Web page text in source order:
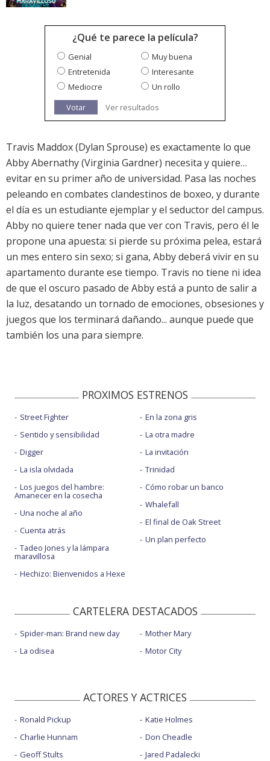
¿Qué te parece la película?
Genial
Muy buena
Entretenida
Interesante
Mediocre
Un rollo
Votar
Ver resultados
Travis Maddox (Dylan Sprouse) es exactamente lo que
Abby Abernathy (Virginia Gardner) necesita y quiere…
evitar en su primer año de universidad. Pasa las noches
peleando en combates clandestinos de boxeo, y durante
el día es un estudiante ejemplar y el seductor del campus.
Abby no quiere tener nada que ver con Travis, pero él le
propone una apuesta: si pierde su próxima pelea, estará
un mes entero sin sexo; si gana, Abby deberá vivir en su
apartamento durante ese tiempo. Travis no tiene ni idea
de que el oscuro pasado de Abby está a punto de salir a
la luz, desatando un tornado de emociones, obsesiones y
juegos que los terminará dañando... aunque puede que
también los una para siempre.
PROXIMOS ESTRENOS
Street Fighter
Sentido y sensibilidad
Digger
La isla olvidada
Los juegos del hambre:
Amanecer en la cosecha
Una noche al año
Cuenta atrás
Tadeo Jones y la lámpara
maravillosa
Hechizo: Bienvenidos a Hexe
En la zona gris
La otra madre
La invitación
Trinidad
Cómo robar un banco
Whalefall
El final de Oak Street
Un plan perfecto
CARTELERA DESTACADOS
Spider-man: Brand new day
La odisea
Mother Mary
Motor City
ACTORES Y ACTRICES
Ronald Pickup
Charlie Hunnam
Geoff Stults
Katie Holmes
Don Cheadle
Jared Padalecki